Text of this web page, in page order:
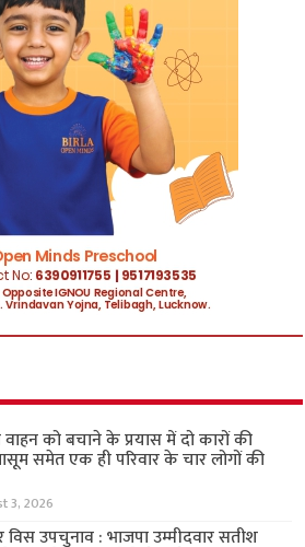
वाहन को बचाने के प्रयास में दो कारों की
समेत एक ही परिवार के चार लोगों की
3, 2026
उपचुनाव : भाजपा उम्मीदवार सतीश